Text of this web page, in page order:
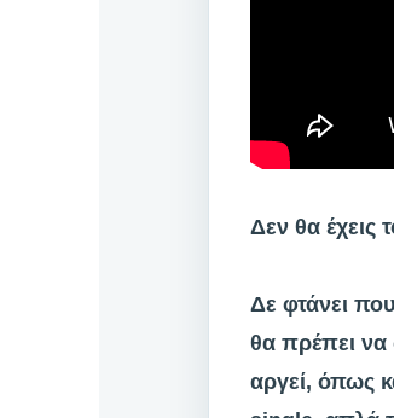
Δεν θα έχεις
Δε φτάνει
θα πρέπει να
αργεί, όπως